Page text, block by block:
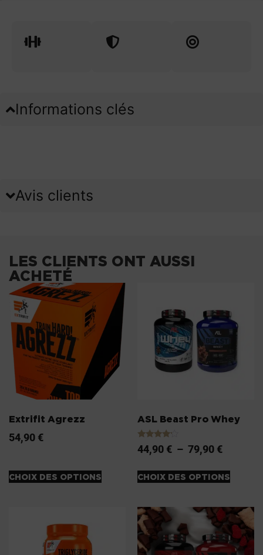
Informations clés
Avis clients
LES CLIENTS ONT AUSSI
ACHETÉ
Extrifit Agrezz
54,90 €
CHOIX DES OPTIONS
ASL Beast Pro Whey
Note
4.00
44,90 € – 79,90 €
CHOIX DES OPTIONS